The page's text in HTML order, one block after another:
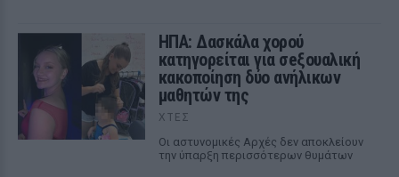
ΗΠΑ: Δασκάλα χορού
κατηγορείται για σeξουαλική
κακοποίηση δύο ανήλικων
μαθητών της
ΧΤΕΣ
Οι αστυνομικές Αρχές δεν αποκλείουν
την ύπαρξη περισσότερων θυμάτων